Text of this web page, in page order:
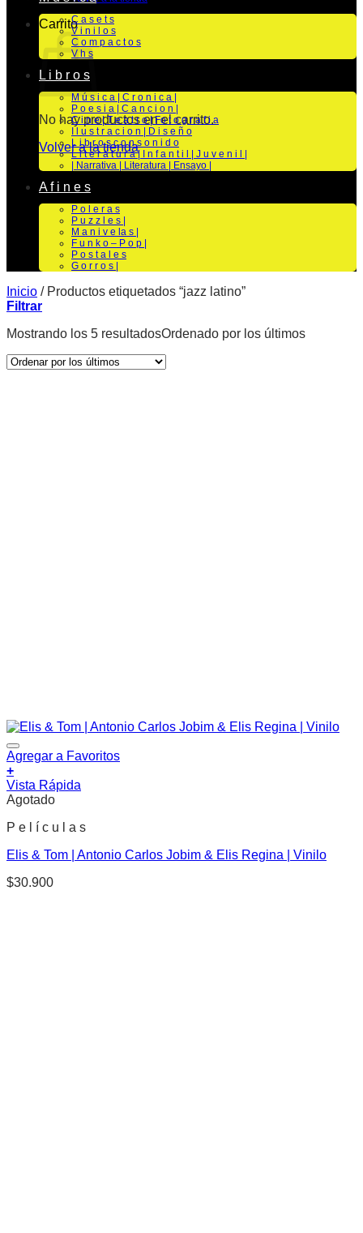
Carrito
No hay productos en el carrito.
Volver a la tienda
C a s e t s
V i n i l o s
C o m p a c t o s
V h s
L i b r o s
M ú s i c a | C r o n i c a |
P o e s i a | C a n c i o n |
C i n e | T e a t r o | Fo t o g r a f i a
I l u s t r a c i o n | D i s e ñ o
L i b r o s c o n s o n i d o
L i t e r a t u r a | I n f a n t i l | J u v e n i l |
| Narrativa | Literatura | Ensayo |
A f i n e s
P o l e r a s
P u z z l e s |
M a n i v e la s |
F u n k o – P o p |
P o s t a l e s
G o r r o s |
Inicio /Productos etiquetados “jazz latino”
Filtrar
Mostrando los 5 resultadosOrdenado por los últimos
Agregar a Favoritos
+
Vista Rápida
Agotado
P e l í c u l a s
Elis & Tom | Antonio Carlos Jobim & Elis Regina | Vinilo
$30.900